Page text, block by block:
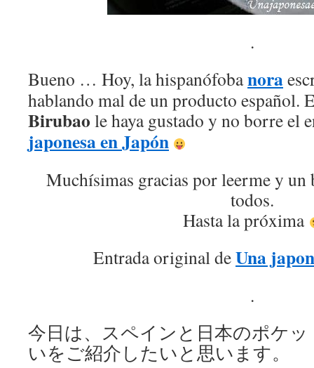
.
Bueno … Hoy, la hispanófobanora
hablando mal de un producto español.
Birubao le haya gustado y no borre el
japonesa en Japón
Muchísimas gracias por leerme y un
todos.
Hasta la próxima
Entrada original deUna
.
今日は、スペインと日本のポケ
いをご紹介したいと思います。